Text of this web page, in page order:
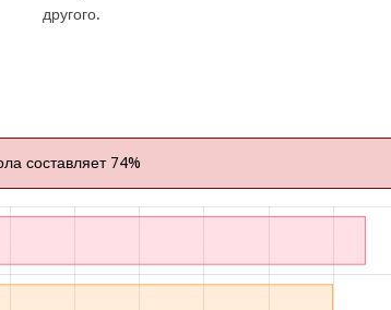
другого.
составляет 74%